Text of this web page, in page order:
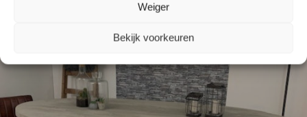
Weiger
Bekijk voorkeuren